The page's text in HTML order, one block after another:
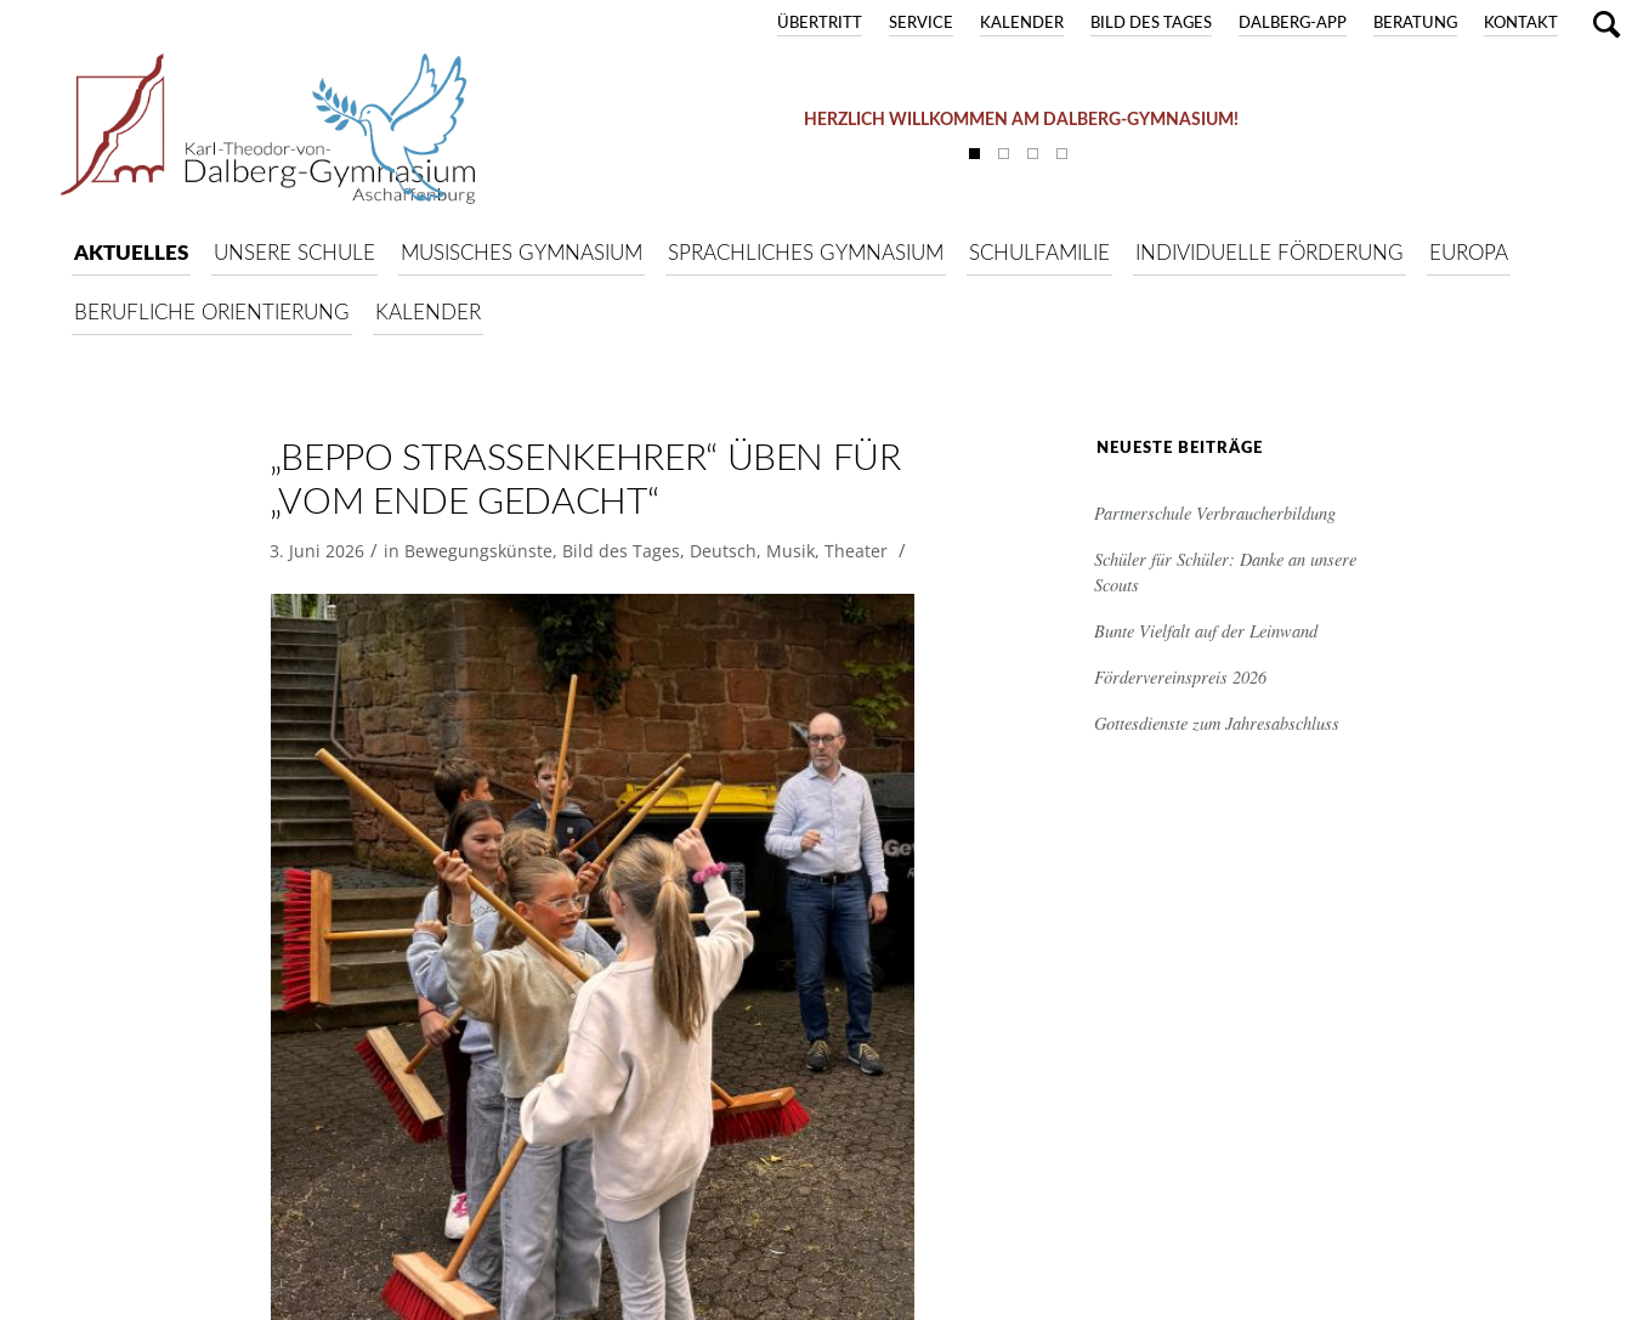
KONTAKT
BERATUNG
DALBERG-APP
BILD DES TAGES
KALENDER
SERVICE
ÜBERTRITT
HERZLICH WILLKOMMEN AM DALBERG-GYMNASIUM!
AKTUELLES UNSERE SCHULE MUSISCHES GYMNASIUM SPRACHLICHES GYMNASIUM SCHULFAMILIE INDIVIDUELLE FÖRDERUNG EUROPA
BERUFLICHE ORIENTIERUNG KALENDER
„BEPPO STRASSENKEHRER“ ÜBEN FÜR „
VOM ENDE GEDACHT“
3. Juni 2026 / in Bewegungskünste, Bild des Tages, Deutsch, Musik, Theater /
NEUESTE BEITRÄGE
Partnerschule Verbraucherbildung
Schüler für Schüler: Danke an unsere
Scouts
Bunte Vielfalt auf der Leinwand
Fördervereinspreis 2026
Gottesdienste zum Jahresabschluss